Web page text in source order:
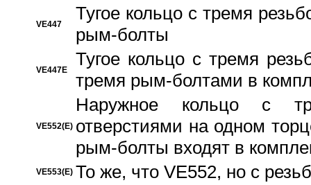
VE447
Тугое кольцо с тремя
рым-болты
VE447E
Тугое кольцо с тремя
тремя рым-болтами в
VE552(E)
Наружное кольцо с
отверстиями на одном
рым-болты входят в
VE553(E) То же, что VE552, но с